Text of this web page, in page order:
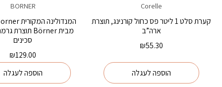
Corelle
קערת סלט 1 ליטר פס כחול קורנינג, תוצרת
ארה”ב
₪55.30
הוספה לעגלה
BORNER
סכינים
₪129.00
הוספה לעגלה